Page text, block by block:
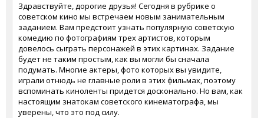
Здравствуйте, дорогие друзья! Сегодня в рубрике о
советском кино мы встречаем новым занимательным
заданием. Вам предстоит узнать популярную советскую
комедию по фотографиям трех артистов, которым
довелось сыграть персонажей в этих картинах. Задание
будет не таким простым, как вы могли бы сначала
подумать. Многие актеры, фото которых вы увидите,
играли отнюдь не главные роли в этих фильмах, поэтому
вспоминать киноленты придется досконально. Но вам, как
настоящим знатокам советского кинематографа, мы
уверены, что это под силу.